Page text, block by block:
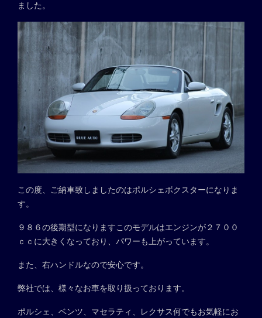
ました。
この度、ご納車致しましたのはポルシェボクスターになりま
す。
９８６の後期型になりますこのモデルはエンジンが２７００
ｃｃに大きくなっており、パワーも上がっています。
また、右ハンドルなので安心です。
弊社では、様々なお車を取り扱っております。
ポルシェ、ベンツ、マセラティ、レクサス何でもお気軽にお